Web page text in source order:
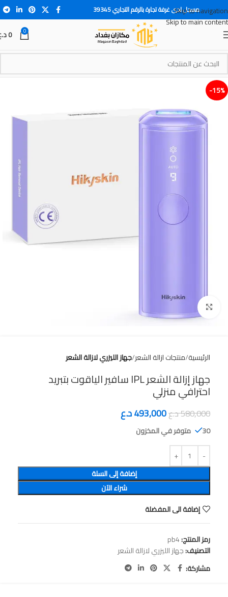
Skip to navigation
Skip to main content
مسجل لدى غرفة تجارة بالرقم التجاري 39345
0
0
15%-
Click to enlarge
الرئيسية منتجات ازالة الشعر جهاز الليزري لازالة الشعر
جهاز إزالة الشعر IPL سافير الياقوت بتبريد
احترافي منزلي
580,000د.ع493,000د.ع
30 متوفر في المخزون
إضافة إلى السلة
شراء الآن
إضافة الى المفضلة
رمز المنتج:pb4
التصنيف:جهاز الليزري لازالة الشعر
مشاركة: